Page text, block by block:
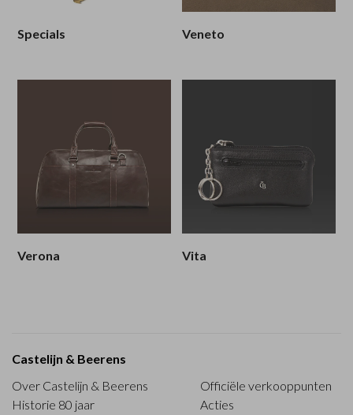
Castelijn & Beerens
Over Castelijn & Beerens
Historie 80 jaar
Officiële verkooppunten
Acties